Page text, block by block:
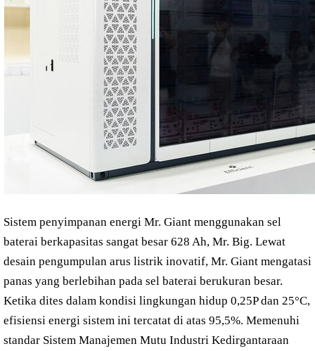
Sistem penyimpanan energi Mr. Giant menggunakan sel
baterai berkapasitas sangat besar 628 Ah, Mr. Big. Lewat
desain pengumpulan arus listrik inovatif, Mr. Giant mengatasi
panas yang berlebihan pada sel baterai berukuran besar.
Ketika dites dalam kondisi lingkungan hidup 0,25P dan 25°C,
efisiensi energi sistem ini tercatat di atas 95,5%. Memenuhi
standar Sistem Manajemen Mutu Industri Kedirgantaraan